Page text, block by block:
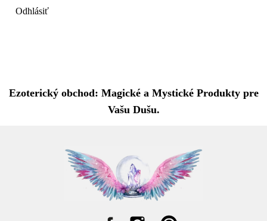
Odhlásiť
Ezoterický obchod: Magické a Mystické Produkty pre
Vašu Dušu.